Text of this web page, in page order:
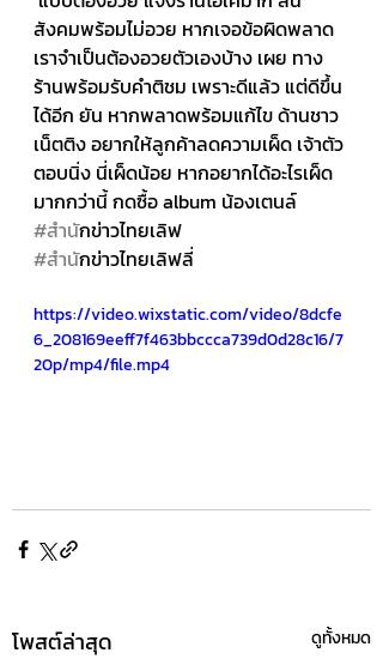
สังคมพร้อมไม่อวย หากเจอข้อผิดพลาด
เราจำเป็นต้องอวยตัวเองบ้าง เผย ทาง
ร้านพร้อมรับคำติชม เพราะดีแล้ว แต่ดีขึ้น
ได้อีก ยัน หากพลาดพร้อมแก้ไข ด้านชาว
เน็ตติง อยากให้ลูกค้าลดความเผ็ด เจ้าตัว
ตอบนิ่ง นี่เผ็ดน้อย หากอยากได้อะไรเผ็ด
มากกว่านี้ กดซื้อ album น้องเตนล์
#สำนักข่าวไทยเลิฟ
#สำนักข่าวไทยเลิฟลี่
https://video.wixstatic.com/video/8dcfe
6_208169eeff7f463bbccca739d0d28c16/7
20p/mp4/file.mp4
โพสต์ล่าสุด ดูทั้งหมด